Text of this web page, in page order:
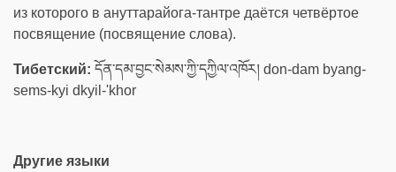
из которого в ануттарайога-тантре даётся четвёртое
посвящение (посвящение слова).
Тибетский: དོན་དམ་བྱང་སེམས་ཀྱི་དཀྱིལ་འཁོར། don-dam byang-
sems-kyi dkyil-'khor
Другие языки